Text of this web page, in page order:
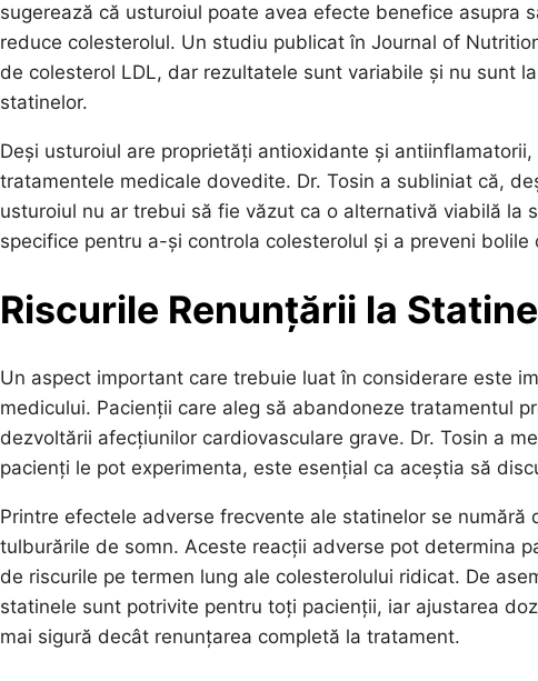
sugerează că usturoiul poate avea efecte benefice asupra
reduce colesterolul. Un studiu publicat în Journal of
de colesterol LDL, dar rezultatele sunt variabile și nu sunt
statinelor.
Deși usturoiul are proprietăți antioxidante și
tratamentele medicale dovedite. Dr. Tosin a subliniat că,
usturoiul nu ar trebui să fie văzut ca o alternativă viabilă
specifice pentru a-și controla colesterolul și a preveni bolile
Riscurile Renunțării la Statine
Un aspect important care trebuie luat în considerare este
medicului. Pacienții care aleg să abandoneze tratamentul
dezvoltării afecțiunilor cardiovasculare grave. Dr. Tosin a
pacienți le pot experimenta, este esențial ca aceștia să
Printre efectele adverse frecvente ale statinelor se numără
tulburările de somn. Aceste reacții adverse pot determina
de riscurile pe termen lung ale colesterolului ridicat. De
statinele sunt potrivite pentru toți pacienții, iar ajustarea
mai sigură decât renunțarea completă la tratament.